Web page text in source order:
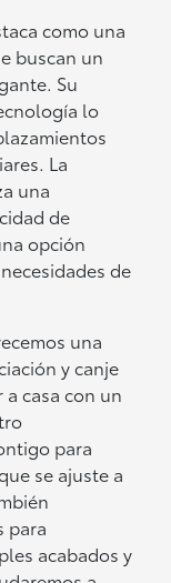
como una
buscan un
Su
lo
La
una
de
opción
de
una
y canje
casa con un
para
se ajuste a
para
acabados y